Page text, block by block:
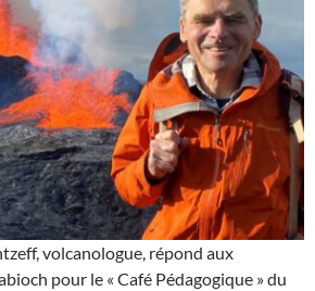
volcanologue, répond aux
pour le « Café Pédagogique » du